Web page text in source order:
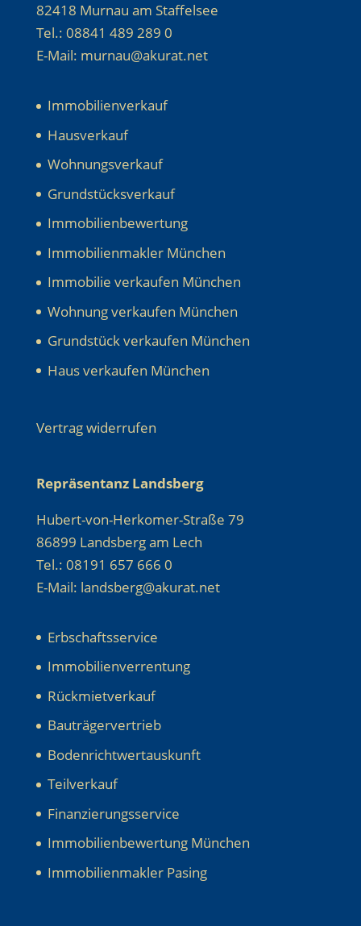
82418 Murnau am Staffelsee
Tel.: 08841 489 289 0
E-Mail: murnau@akurat.net
Immobilienverkauf
Hausverkauf
Wohnungsverkauf
Grundstücksverkauf
Immobilienbewertung
Immobilienmakler München
Immobilie verkaufen München
Wohnung verkaufen München
Grundstück verkaufen München
Haus verkaufen München
Vertrag widerrufen
Repräsentanz Landsberg
Hubert-von-Herkomer-Straße 79
86899 Landsberg am Lech
Tel.: 08191 657 666 0
E-Mail: landsberg@akurat.net
Erbschaftsservice
Immobilienverrentung
Rückmietverkauf
Bauträgervertrieb
Bodenrichtwertauskunft
Teilverkauf
Finanzierungsservice
Immobilienbewertung München
Immobilienmakler Pasing